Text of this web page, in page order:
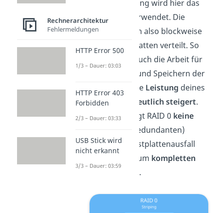
Datenverteilung wird hier das
„Striping“
verwendet. Die
Daten werden also blockweise
auf die Festplatten verteilt. So
verteilt sich auch die Arbeit für
das Abrufen und Speichern der
Daten, was die Leistung deines
Computers
deutlich steigert.
Jedoch erzeugt RAID 0 keine
(redundanten)
Daten. Ein Festplattenausfall
führt somit zum kompletten
.
Rechnerarchitektur
Fehlermeldungen
HTTP Error 500
1/3 – Dauer: 03:03
HTTP Error 403
Forbidden
2/3 – Dauer: 03:33
USB Stick wird
nicht erkannt
3/3 – Dauer: 03:59